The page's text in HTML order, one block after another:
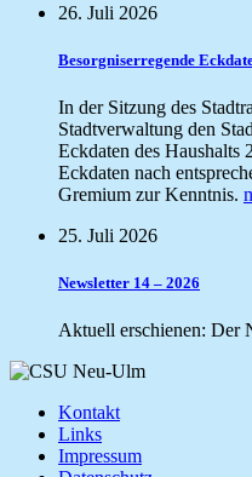
26. Juli 2026
Besorgniserregende
In der Sitzung des
Stadtverwaltung den
Eckdaten des Haushalts
Eckdaten nach
Gremium zur Kenntnis.
25. Juli 2026
Newsletter 14 – 2026
Aktuell erschienen: Der
Kontakt
Links
Impressum